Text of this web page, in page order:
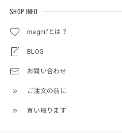
SHOP INFO
magnifとは？
BLOG
お問い合わせ
ご注文の前に
買い取ります